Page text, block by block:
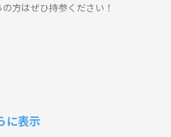
方はぜひ持参ください！
に表示